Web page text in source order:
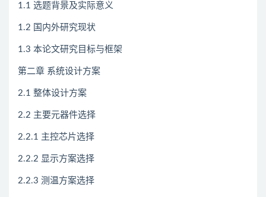
1.1 选题背景及实际意义
1.2 国内外研究现状
1.3 本论文研究目标与框架
第二章 系统设计方案
2.1 整体设计方案
2.2 主要元器件选择
2.2.1 主控芯片选择
2.2.2 显示方案选择
2.2.3 测温方案选择